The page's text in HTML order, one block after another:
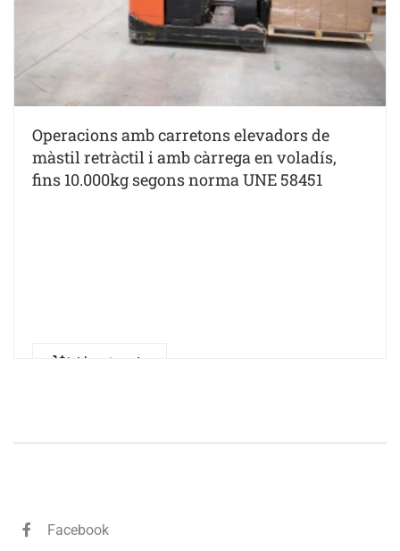
Operacions amb carretons elevadors de
màstil retràctil i amb càrrega en voladís,
fins 10.000kg segons norma UNE 58451
Llegeix més
Facebook